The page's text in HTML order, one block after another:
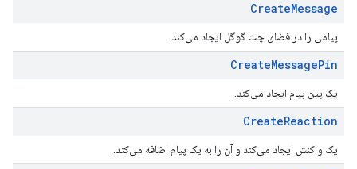
CreateMessage
پیامی را در فضای چت گوگل ایجاد می‌کند.
CreateMessagePin
یک پین پیام ایجاد می‌کند.
CreateReaction
یک واکنش ایجاد می‌کند و آن را به یک پیام اضافه می‌کند.